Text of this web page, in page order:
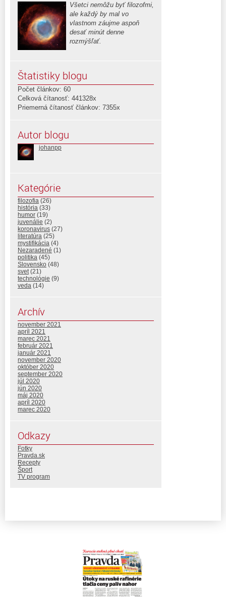
Všetci nemôžu byť filozofmi,
ale každý by mal vo
vlastnom záujme aspoň
desať minút denne
rozmýšľať.
Štatistiky blogu
Počet článkov: 60
Celková čítanosť: 441328x
Priemerná čítanosť článkov: 7355x
Autor blogu
johanpp
Kategórie
filozofia (26)
história (33)
humor (19)
juvenálie (2)
koronavirus (27)
literatúra (25)
mystifikácia (4)
Nezaradené (1)
politika (45)
Slovensko (48)
svet (21)
technológie (9)
veda (14)
Archív
november 2021
apríl 2021
marec 2021
február 2021
január 2021
november 2020
október 2020
september 2020
júl 2020
jún 2020
máj 2020
apríl 2020
marec 2020
Odkazy
Fotky
Pravda.sk
Recepty
Šport
TV program